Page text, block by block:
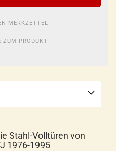
MERKZETTEL
ZUM PRODUKT
Stahl-Volltüren von
1976-1995